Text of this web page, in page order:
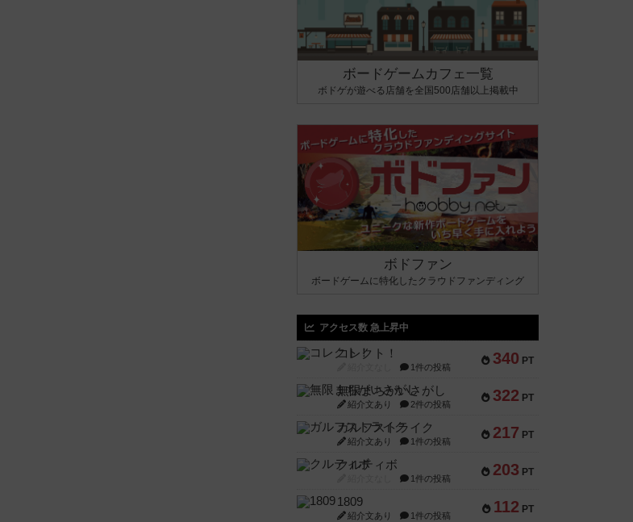
ボードゲームカフェ一覧
ボドゲが遊べる店舗を全国500店舗以上掲載中
ボドファン
ボードゲームに特化したクラウドファンディング
アクセス数 急上昇中
340 PT
コレクト！
1件の投稿
322 PT
無限まちがいさがし
紹介文あり 2件の投稿
217 PT
ガルフストライク
紹介文あり 1件の投稿
203 PT
クルティボ
1件の投稿
112 PT
1809
紹介文あり 1件の投稿